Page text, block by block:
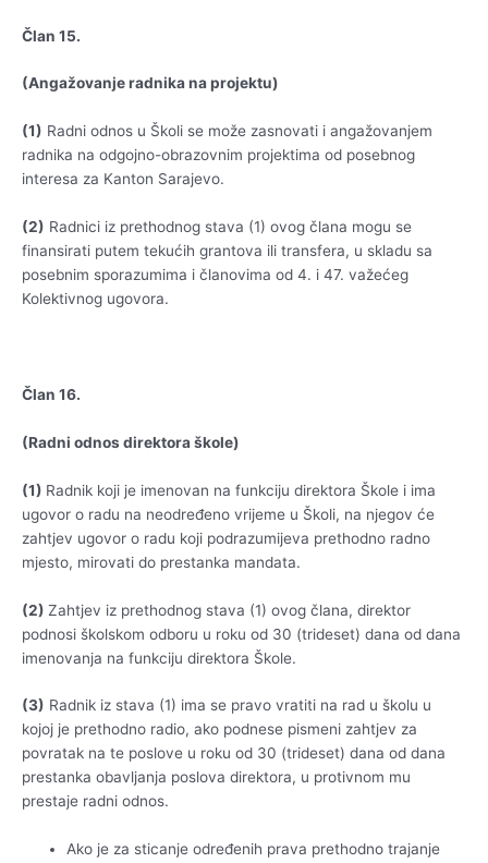
Član 15.
(Angažovanje radnika na projektu)
(1) Radni odnos u Školi se može zasnovati i angažovanjem
radnika na odgojno-obrazovnim projektima od posebnog
interesa za Kanton Sarajevo.
(2) Radnici iz prethodnog stava (1) ovog člana mogu se
finansirati putem tekućih grantova ili transfera, u skladu sa
posebnim sporazumima i članovima od 4. i 47. važećeg
Kolektivnog ugovora.
Član 16.
(Radni odnos direktora škole)
(1) Radnik koji je imenovan na funkciju direktora Škole i ima
ugovor o radu na neodređeno vrijeme u Školi, na njegov će
zahtjev ugovor o radu koji podrazumijeva prethodno radno
mjesto, mirovati do prestanka mandata.
(2) Zahtjev iz prethodnog stava (1) ovog člana, direktor
podnosi školskom odboru u roku od 30 (trideset) dana od dana
imenovanja na funkciju direktora Škole.
(3) Radnik iz stava (1) ima se pravo vratiti na rad u školu u
kojoj je prethodno radio, ako podnese pismeni zahtjev za
povratak na te poslove u roku od 30 (trideset) dana od dana
prestanka obavljanja poslova direktora, u protivnom mu
prestaje radni odnos.
Ako je za sticanje određenih prava prethodno trajanje